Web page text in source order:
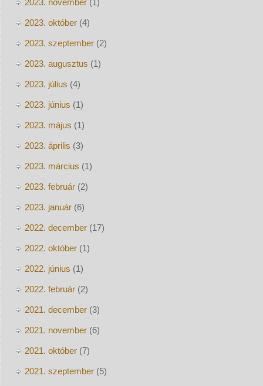
2023. november(1)
2023. október(4)
2023. szeptember(2)
2023. augusztus (1)
2023. július (4)
2023. június (1)
2023. május (1)
2023. április (3)
2023. március (1)
2023. február(2)
2023. január(6)
2022. december(17)
2022. október(1)
2022. június (1)
2022. február(2)
2021. december(3)
2021. november(6)
2021. október(7)
2021. szeptember(5)